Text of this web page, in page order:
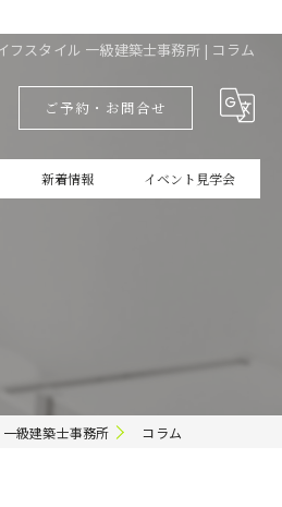
フスタイル 一級建築士事務所 | コラム
ご予約・お問合せ
新着情報 イベント見学会
級建築士事務所 コラム